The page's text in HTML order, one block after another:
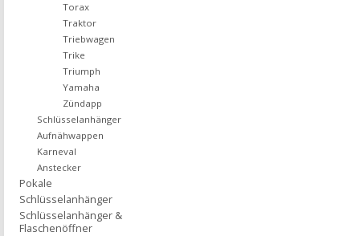
Torax
Traktor
Triebwagen
Trike
Triumph
Yamaha
Zündapp
Schlüsselanhänger
Aufnähwappen
Karneval
Anstecker
Pokale
Schlüsselanhänger
Schlüsselanhänger &
Flaschenöffner